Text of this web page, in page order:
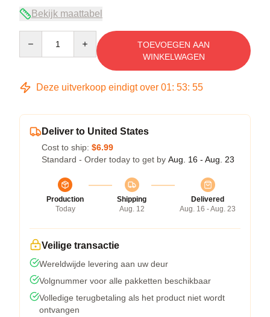
Bekijk maattabel
TOEVOEGEN AAN
WINKELWAGEN
Deze uitverkoop eindigt over 01: 53: 54
Deliver to United States
Cost to ship: $6.99
Standard - Order today to get by Aug. 16 - Aug. 23
Production
Today
Shipping
Aug. 12
Delivered
Aug. 16 - Aug. 23
Veilige transactie
Wereldwijde levering aan uw deur
Volgnummer voor alle pakketten beschikbaar
Volledige terugbetaling als het product niet wordt
ontvangen